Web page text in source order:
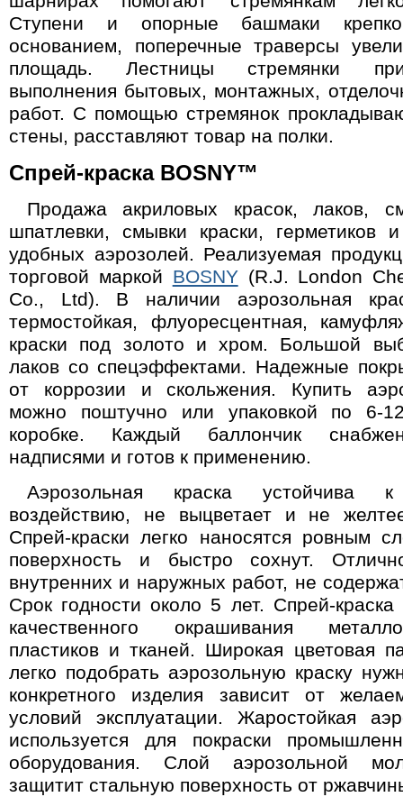
Ступени и опорные башмаки
основанием, поперечные траверсы
площадь. Лестницы стремянки
выполнения бытовых, монтажных,
работ. С помощью стремянок
стены, расставляют товар на полки.
Спрей-краска BOSNY™
Продажа акриловых красок, лаков,
шпатлевки, смывки краски, герметиков
удобных аэрозолей. Реализуемая
торговой маркой BOSNY(R.J. London
Co., Ltd). В наличии аэрозольная
термостойкая, флуоресцентная,
краски под золото и хром. Большой
лаков со спецэффектами. Надежные
от коррозии и скольжения. Купить
можно поштучно или упаковкой по 6-
коробке. Каждый баллончик
надписями и готов к применению.
Аэрозольная краска устойчива
воздействию, не выцветает и не
Спрей-краски легко наносятся ровным
поверхность и быстро сохнут.
внутренних и наружных работ, не
Срок годности около 5 лет. Спрей-краска
качественного окрашивания
пластиков и тканей. Широкая цветовая
легко подобрать аэрозольную краску
конкретного изделия зависит от
условий эксплуатации. Жаростойкая
используется для покраски
оборудования. Слой аэрозольной
защитит стальную поверхность от